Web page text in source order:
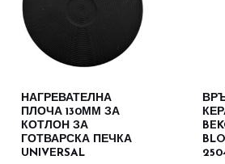
НАГРЕВАТЕЛНА
ПЛОЧА 130ММ ЗА
КОТЛОН ЗА
ГОТВАРСКА ПЕЧКА
UNIVERSAL